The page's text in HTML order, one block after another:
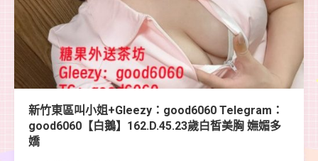
新竹東區叫小姐+Gleezy：good6060 Telegram：
good6060【白鵝】162.D.45.23歲白皙美胸 嫵媚多
嬌